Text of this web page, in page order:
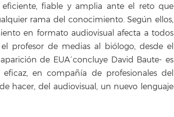
fiable y amplia ante el reto que
rama del conocimiento. Según ellos,
en formato audiovisual afecta a todos
profesor de medias al biólogo, desde el
de EUA´ concluye David Baute- es
en compañía de profesionales del
hacer, del audiovisual, un nuevo lenguaje